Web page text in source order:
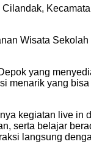
Wisata
yang
menarik yang
kegiatan live
serta belajar
langsung